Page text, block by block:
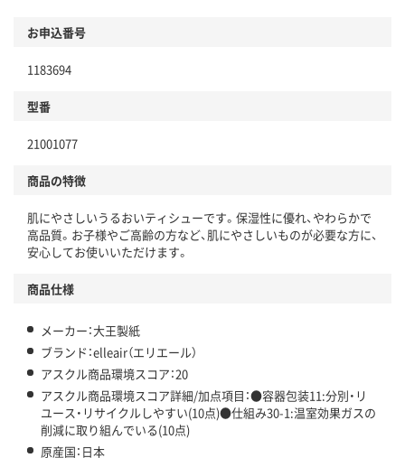
本体
仕組
この商品の環境配慮ポイントです。下記商品詳細「
アスクル商品環境スコア詳細／加点項目
」で確認できます。
お申込番号
1183694
型番
21001077
商品の特徴
肌にやさしいうるおいティシューです。保湿性に優れ、やわらかで
高品質。お子様やご高齢の方など、肌にやさしいものが必要な方に、
安心してお使いいただけます。
商品仕様
メーカー：大王製紙
ブランド：elleair（エリエール）
アスクル商品環境スコア：20
アスクル商品環境スコア詳細/加点項目：●容器包装11:分別・リ
ユース・リサイクルしやすい(10点)●仕組み30-1:温室効果ガスの
削減に取り組んでいる(10点)
原産国：日本